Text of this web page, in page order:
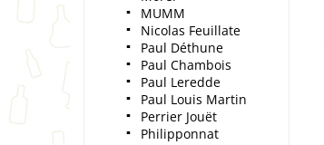
MUMM
Nicolas Feuillate
Paul Déthune
Paul Chambois
Paul Leredde
Paul Louis Martin
Perrier Jouët
Philipponnat